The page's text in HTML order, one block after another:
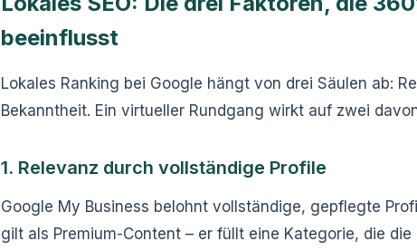
beeinflusst
Lokales Ranking bei Google hängt von drei Säulen ab:
Bekanntheit. Ein virtueller Rundgang wirkt auf zwei
1. Relevanz durch vollständige Profile
Google My Business belohnt vollständige, gepflegte
gilt als Premium-Content – er füllt eine Kategorie, die